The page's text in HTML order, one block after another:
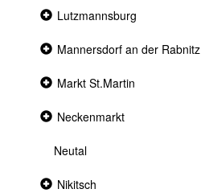
Collapsed
Lutzmannsburg
Collapsed
Mannersdorf an der Rabnitz
Collapsed
Markt St.Martin
Collapsed
Neckenmarkt
Neutal
Collapsed
Nikitsch